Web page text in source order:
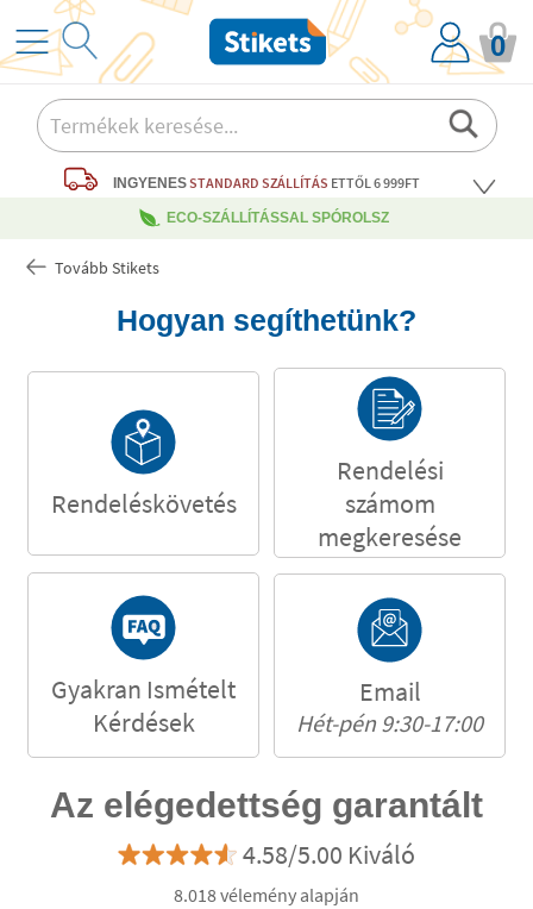
0
INGYENESSTANDARD SZÁLLÍTÁS ETTŐL 6 999FT
ECO-SZÁLLÍTÁSSAL SPÓROLSZ
Tovább Stikets
Hogyan segíthetünk?
Rendeléskövetés
Rendelési
számom
megkeresése
Gyakran Ismételt
Kérdések
Email
Hét-pén 9:30-17:00
Az elégedettség garantált
4.58/5.00 Kiváló
8.018 vélemény alapján